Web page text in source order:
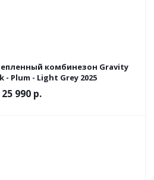
комбинезон Gravity
- Plum - Light Grey 2025
25 990 р.